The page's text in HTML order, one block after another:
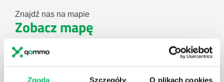
Zgoda Szczegóły O plikach cookies
Znajdź nas na mapie
Zobacz mapę
ZAPYTAJ O NASZE ROZWIĄZANIA